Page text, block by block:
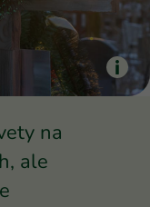
na
ale